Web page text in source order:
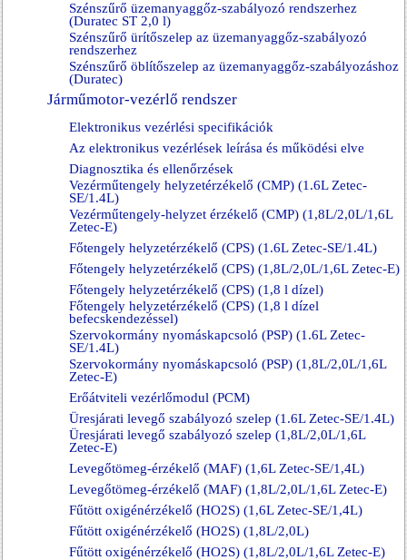
Szénszűrő üzemanyaggőz-szabályozó rendszerhez
(Duratec ST 2,0 l)
Szénszűrő ürítőszelep az üzemanyaggőz-szabályozó
rendszerhez
Szénszűrő öblítőszelep az üzemanyaggőz-szabályozáshoz
(Duratec)
Járműmotor-vezérlő rendszer
Elektronikus vezérlési specifikációk
Az elektronikus vezérlések leírása és működési elve
Diagnosztika és ellenőrzések
Vezérműtengely helyzetérzékelő (CMP) (1.6L Zetec-
SE/1.4L)
Vezérműtengely-helyzet érzékelő (CMP) (1,8L/2,0L/1,6L
Zetec-E)
Főtengely helyzetérzékelő (CPS) (1.6L Zetec-SE/1.4L)
Főtengely helyzetérzékelő (CPS) (1,8L/2,0L/1,6L Zetec-E)
Főtengely helyzetérzékelő (CPS) (1,8 l dízel)
Főtengely helyzetérzékelő (CPS) (1,8 l dízel
befecskendezéssel)
Szervokormány nyomáskapcsoló (PSP) (1.6L Zetec-
SE/1.4L)
Szervokormány nyomáskapcsoló (PSP) (1,8L/2,0L/1,6L
Zetec-E)
Erőátviteli vezérlőmodul (PCM)
Üresjárati levegő szabályozó szelep (1.6L Zetec-SE/1.4L)
Üresjárati levegő szabályozó szelep (1,8L/2,0L/1,6L
Zetec-E)
Levegőtömeg-érzékelő (MAF) (1,6L Zetec-SE/1,4L)
Levegőtömeg-érzékelő (MAF) (1,8L/2,0L/1,6L Zetec-E)
Fűtött oxigénérzékelő (HO2S) (1,6L Zetec-SE/1,4L)
Fűtött oxigénérzékelő (HO2S) (1,8L/2,0L)
Fűtött oxigénérzékelő (HO2S) (1,8L/2,0L/1,6L Zetec-E)